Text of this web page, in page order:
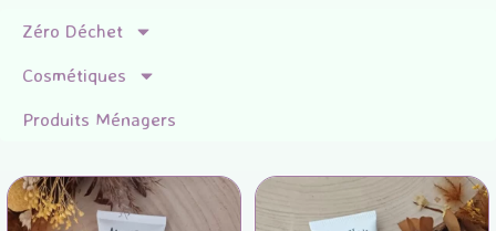
Zéro Déchet
Cosmétiques
Produits Ménagers